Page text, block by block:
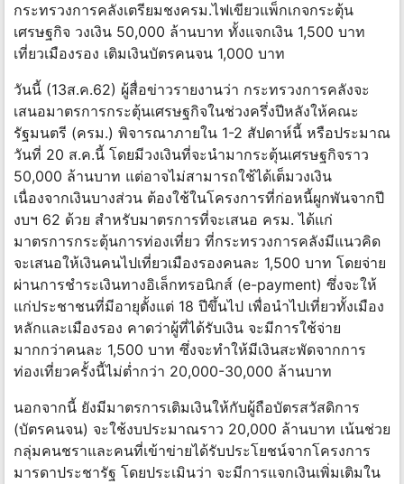
กระทรวงการคลังเตรียมชงครม.ไฟเขียวแพ็กเกจกระตุ้น
เศรษฐกิจ วงเงิน 50,000 ล้านบาท ทั้งแจกเงิน 1,500 บาท
เที่ยวเมืองรอง เติมเงินบัตรคนจน 1,000 บาท
วันนี้ (13ส.ค.62) ผู้สื่อข่าวรายงานว่า กระทรวงการคลังจะ
เสนอมาตรการกระตุ้นเศรษฐกิจในช่วงครึ่งปีหลังให้คณะ
รัฐมนตรี (ครม.) พิจารณาภายใน 1-2 สัปดาห์นี้ หรือประมาณ
วันที่ 20 ส.ค.นี้ โดยมีวงเงินที่จะนำมากระตุ้นเศรษฐกิจราว
50,000 ล้านบาท แต่อาจไม่สามารถใช้ได้เต็มวงเงิน
เนื่องจากเงินบางส่วน ต้องใช้ในโครงการที่ก่อหนี้ผูกพันจากปี
งบฯ 62 ด้วย สำหรับมาตรการที่จะเสนอ ครม. ได้แก่
มาตรการกระตุ้นการท่องเที่ยว ที่กระทรวงการคลังมีแนวคิด
จะเสนอให้เงินคนไปเที่ยวเมืองรองคนละ 1,500 บาท โดยจ่าย
ผ่านการชำระเงินทางอิเล็กทรอนิกส์ (e-payment) ซึ่งจะให้
แก่ประชาชนที่มีอายุตั้งแต่ 18 ปีขึ้นไป เพื่อนำไปเที่ยวทั้งเมือง
หลักและเมืองรอง คาดว่าผู้ที่ได้รับเงิน จะมีการใช้จ่าย
มากกว่าคนละ 1,500 บาท ซึ่งจะทำให้มีเงินสะพัดจากการ
ท่องเที่ยวครั้งนี้ไม่ต่ำกว่า 20,000-30,000 ล้านบาท
นอกจากนี้ ยังมีมาตรการเติมเงินให้กับผู้ถือบัตรสวัสดิการ
(บัตรคนจน) จะใช้งบประมาณราว 20,000 ล้านบาท เน้นช่วย
กลุ่มคนชราและคนที่เข้าข่ายได้รับประโยชน์จากโครงการ
มารดาประชารัฐ โดยประเมินว่า จะมีการแจกเงินเพิ่มเติมใน